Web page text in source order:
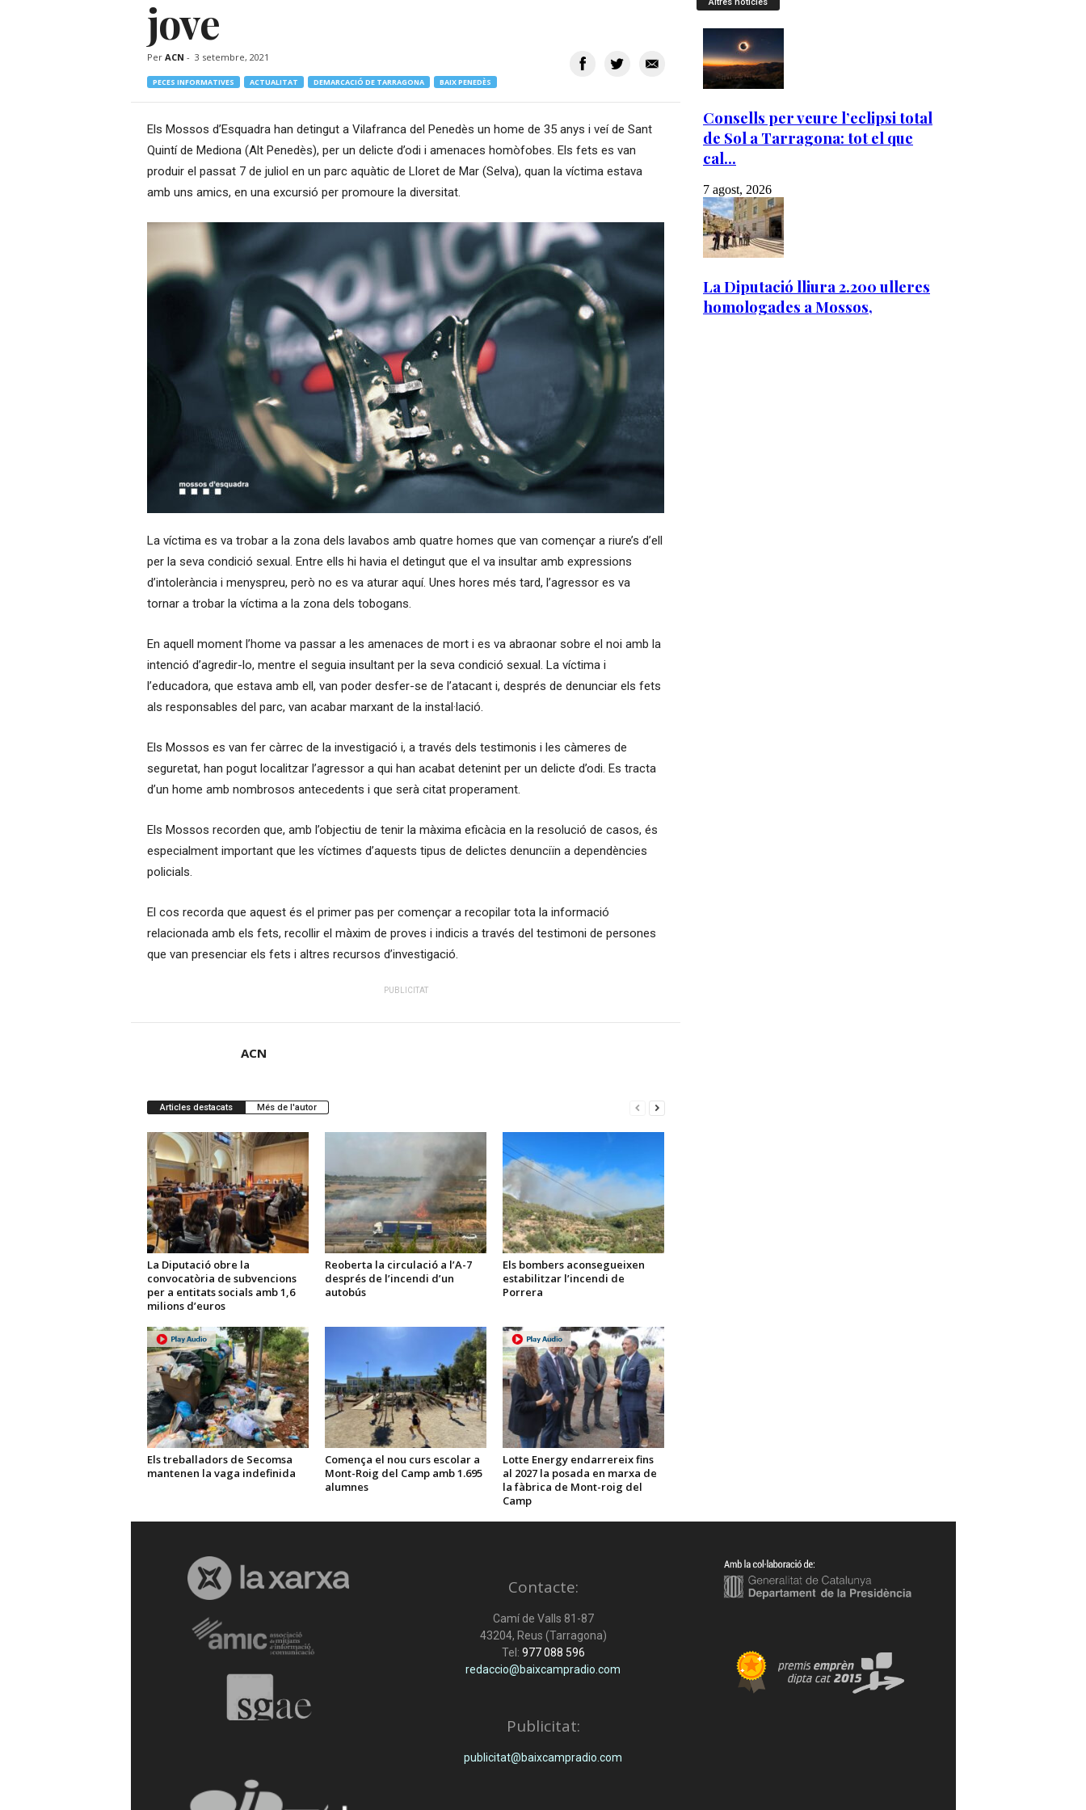
o
jove
Per ACN - 3 setembre, 2021
PECES INFORMATIVES ACTUALITAT DEMARCACIÓ DE TARRAGONA BAIX PENEDÈS
Els Mossos d’Esquadra han detingut a Vilafranca del Penedès un home de 35 anys i veí de Sant
Quintí de Mediona (Alt Penedès), per un delicte d’odi i amenaces homòfobes. Els fets es van
produir el passat 7 de juliol en un parc aquàtic de Lloret de Mar (Selva), quan la víctima estava
amb uns amics, en una excursió per promoure la diversitat.
La víctima es va trobar a la zona dels lavabos amb quatre homes que van començar a riure’s d’ell
per la seva condició sexual. Entre ells hi havia el detingut que el va insultar amb expressions
d’intolerància i menyspreu, però no es va aturar aquí. Unes hores més tard, l’agressor es va
tornar a trobar la víctima a la zona dels tobogans.
En aquell moment l’home va passar a les amenaces de mort i es va abraonar sobre el noi amb la
intenció d’agredir-lo, mentre el seguia insultant per la seva condició sexual. La víctima i
l’educadora, que estava amb ell, van poder desfer-se de l’atacant i, després de denunciar els fets
als responsables del parc, van acabar marxant de la instal·lació.
Els Mossos es van fer càrrec de la investigació i, a través dels testimonis i les càmeres de
seguretat, han pogut localitzar l’agressor a qui han acabat detenint per un delicte d’odi. Es tracta
d’un home amb nombrosos antecedents i que serà citat properament.
Els Mossos recorden que, amb l’objectiu de tenir la màxima eficàcia en la resolució de casos, és
especialment important que les víctimes d’aquests tipus de delictes denunciïn a dependències
policials.
El cos recorda que aquest és el primer pas per començar a recopilar tota la informació
relacionada amb els fets, recollir el màxim de proves i indicis a través del testimoni de persones
que van presenciar els fets i altres recursos d’investigació.
PUBLICITAT
ACN
Articles destacats Més de l'autor
La Diputació obre la
convocatòria de subvencions
per a entitats socials amb 1,6
milions d’euros
Reoberta la circulació a l’A-7
després de l’incendi d’un
autobús
Els bombers aconsegueixen
estabilitzar l’incendi de
Porrera
Els treballadors de Secomsa
mantenen la vaga indefinida
Comença el nou curs escolar a
Mont-Roig del Camp amb 1.695
alumnes
Lotte Energy endarrereix fins
al 2027 la posada en marxa de
la fàbrica de Mont-roig del
Camp
Contacte:
Camí de Valls 81-87
43204, Reus (Tarragona)
Tel: 977 088 596
redaccio@baixcampradio.com
Publicitat:
publicitat@baixcampradio.com